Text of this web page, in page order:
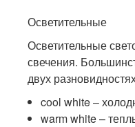
Осветительные
Осветительные
свечения.
двух
cool white –
warm white –